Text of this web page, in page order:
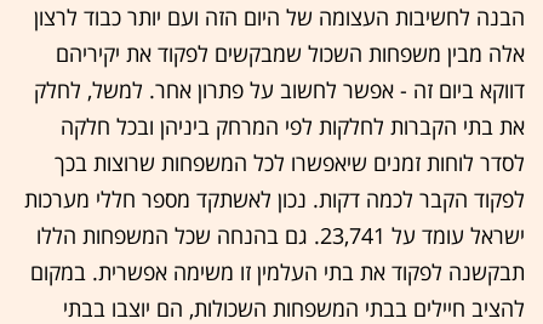
הבנה לחשיבות העצומה של היום הזה ועם יותר כבוד לרצון
אלה מבין משפחות השכול שמבקשים לפקוד את יקיריהם
דווקא ביום זה - אפשר לחשוב על פתרון אחר. למשל, לחלק
את בתי הקברות לחלקות לפי המרחק ביניהן ובכל חלקה
לסדר לוחות זמנים שיאפשרו לכל המשפחות שרוצות בכך
לפקוד הקבר לכמה דקות. נכון לאשתקד מספר חללי מערכות
ישראל עומד על 23,741. גם בהנחה שכל המשפחות הללו
תבקשנה לפקוד את בתי העלמין זו משימה אפשרית. במקום
להציב חיילים בבתי המשפחות השכולות, הם יוצבו בבתי